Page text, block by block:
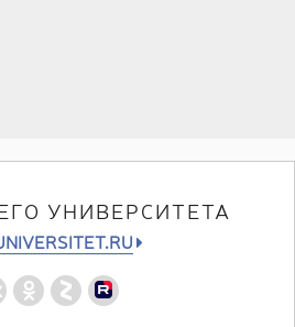
УНИВЕРСИТЕТА